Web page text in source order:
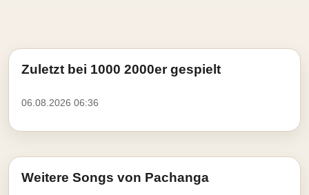
Zuletzt bei 1000 2000er gespielt
06.08.2026 06:36
Weitere Songs von Pachanga